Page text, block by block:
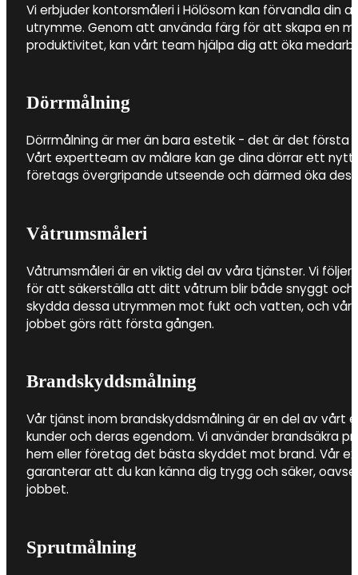
Vi erbjuder kontorsmåleri i Hölösom kan förvandla din
utrymme. Genom att använda färg för att skapa en
produktivitet, kan vårt team hjälpa dig att öka
Dörrmålning
Dörrmålning är mer än bara estetik - det är det första
Vårt expertteam av målare kan ge dina dörrar ett
företags övergripande utseende och därmed öka
Våtrumsmåleri
Våtrumsmåleri är en viktig del av våra tjänster. Vi
för att säkerställa att ditt våtrum blir både snyggt
skydda dessa utrymmen mot fukt och vatten, och
jobbet görs rätt första gången.
Brandskyddsmålning
Vår tjänst inom brandskyddsmålning är en del av vårt
kunder och deras egendom. Vi använder brandsäkra
hem eller företag det bästa skyddet mot brand. Vår
garanterar att du kan känna dig trygg och säker,
jobbet.
Sprutmålning